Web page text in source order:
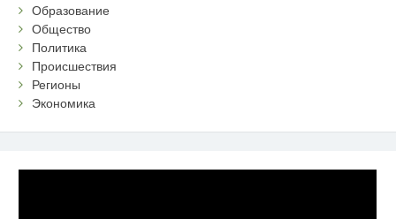
Образование
Общество
Политика
Происшествия
Регионы
Экономика